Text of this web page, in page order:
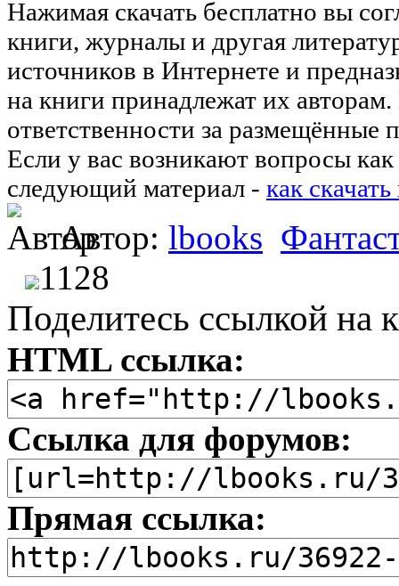
Нажимая скачать бесплатно вы
книги, журналы и другая
источников в Интернете и
на книги принадлежат их
ответственности за размещённые
Если у вас возникают вопросы как
следующий материал - как
Автор: lbooks
1128
Поделитесь ссылкой на
HTML ссылка:
Ссылка для форумов:
Прямая ссылка: